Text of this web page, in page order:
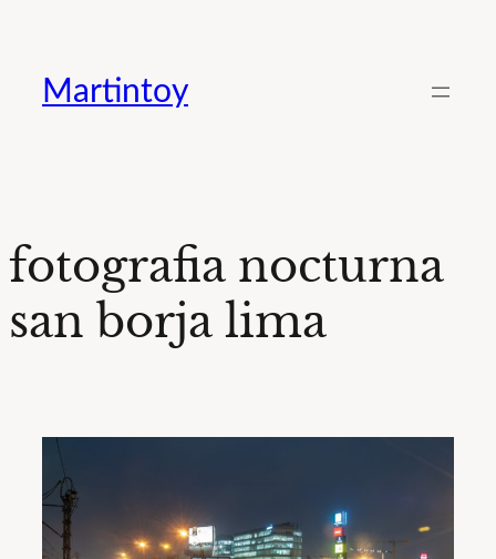
contenido
Martintoy
fotografia nocturna
san borja lima